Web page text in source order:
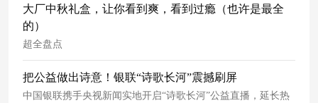
大厂中秋礼盒，让你看到爽，看到过瘾（也许是最全
的）
超全盘点
把公益做出诗意！银联“诗歌长河”震撼刷屏
中国银联携手央视新闻实地开启“诗歌长河”公益直播，延长热